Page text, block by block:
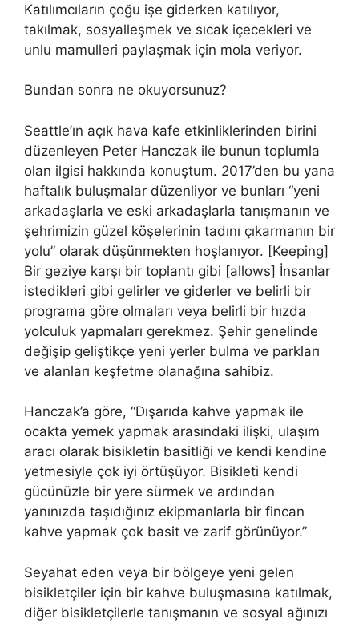
Katılımcıların çoğu işe giderken katılıyor,
takılmak, sosyalleşmek ve sıcak içecekleri ve
unlu mamulleri paylaşmak için mola veriyor.
Bundan sonra ne okuyorsunuz?
Seattle’ın açık hava kafe etkinliklerinden birini
düzenleyen Peter Hanczak ile bunun toplumla
olan ilgisi hakkında konuştum. 2017’den bu yana
haftalık buluşmalar düzenliyor ve bunları “yeni
arkadaşlarla ve eski arkadaşlarla tanışmanın ve
şehrimizin güzel köşelerinin tadını çıkarmanın bir
yolu” olarak düşünmekten hoşlanıyor. [Keeping]
Bir geziye karşı bir toplantı gibi [allows] İnsanlar
istedikleri gibi gelirler ve giderler ve belirli bir
programa göre olmaları veya belirli bir hızda
yolculuk yapmaları gerekmez. Şehir genelinde
değişip geliştikçe yeni yerler bulma ve parkları
ve alanları keşfetme olanağına sahibiz.
Hanczak’a göre, “Dışarıda kahve yapmak ile
ocakta yemek yapmak arasındaki ilişki, ulaşım
aracı olarak bisikletin basitliği ve kendi kendine
yetmesiyle çok iyi örtüşüyor. Bisikleti kendi
gücünüzle bir yere sürmek ve ardından
yanınızda taşıdığınız ekipmanlarla bir fincan
kahve yapmak çok basit ve zarif görünüyor.”
Seyahat eden veya bir bölgeye yeni gelen
bisikletçiler için bir kahve buluşmasına katılmak,
diğer bisikletçilerle tanışmanın ve sosyal ağınızı